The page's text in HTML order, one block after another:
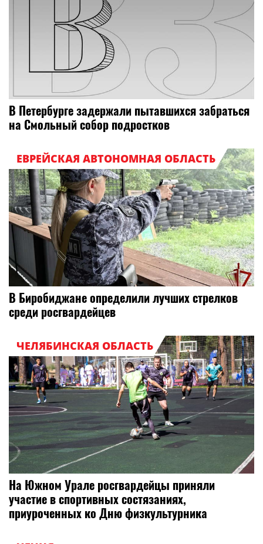
В Петербурге задержали пытавшихся забраться
на Смольный собор подростков
ЕВРЕЙСКАЯ АВТОНОМНАЯ ОБЛАСТЬ
В Биробиджане определили лучших стрелков
среди росгвардейцев
ЧЕЛЯБИНСКАЯ ОБЛАСТЬ
На Южном Урале росгвардейцы приняли
участие в спортивных состязаниях,
приуроченных ко Дню физкультурника